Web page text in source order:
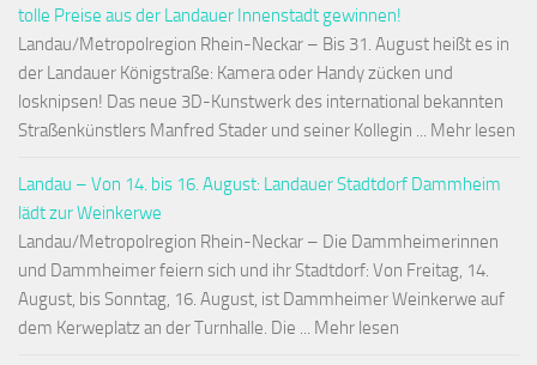
tolle Preise aus der Landauer Innenstadt gewinnen!
Landau/Metropolregion Rhein-Neckar – Bis 31. August heißt es in
der Landauer Königstraße: Kamera oder Handy zücken und
losknipsen! Das neue 3D-Kunstwerk des international bekannten
Straßenkünstlers Manfred Stader und seiner Kollegin ... Mehr lesen
Landau – Von 14. bis 16. August: Landauer Stadtdorf Dammheim
lädt zur Weinkerwe
Landau/Metropolregion Rhein-Neckar – Die Dammheimerinnen
und Dammheimer feiern sich und ihr Stadtdorf: Von Freitag, 14.
August, bis Sonntag, 16. August, ist Dammheimer Weinkerwe auf
dem Kerweplatz an der Turnhalle. Die ... Mehr lesen